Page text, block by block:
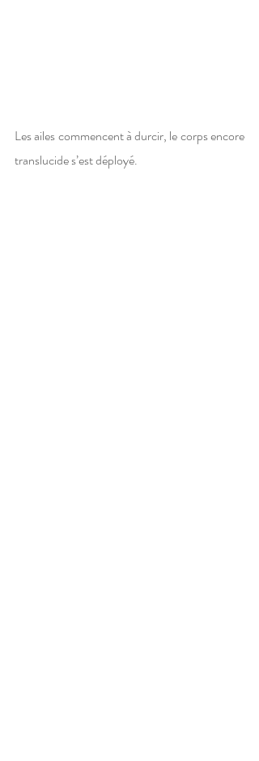
Les ailes commencent à durcir, le corps encore
translucide s’est déployé.